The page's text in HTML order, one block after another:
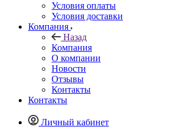
Условия оплаты
Условия доставки
Компания
Назад
Компания
О компании
Новости
Отзывы
Контакты
Контакты
Личный кабинет